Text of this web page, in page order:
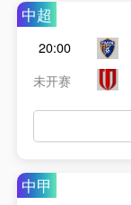
中超
20:00
未开赛
中甲